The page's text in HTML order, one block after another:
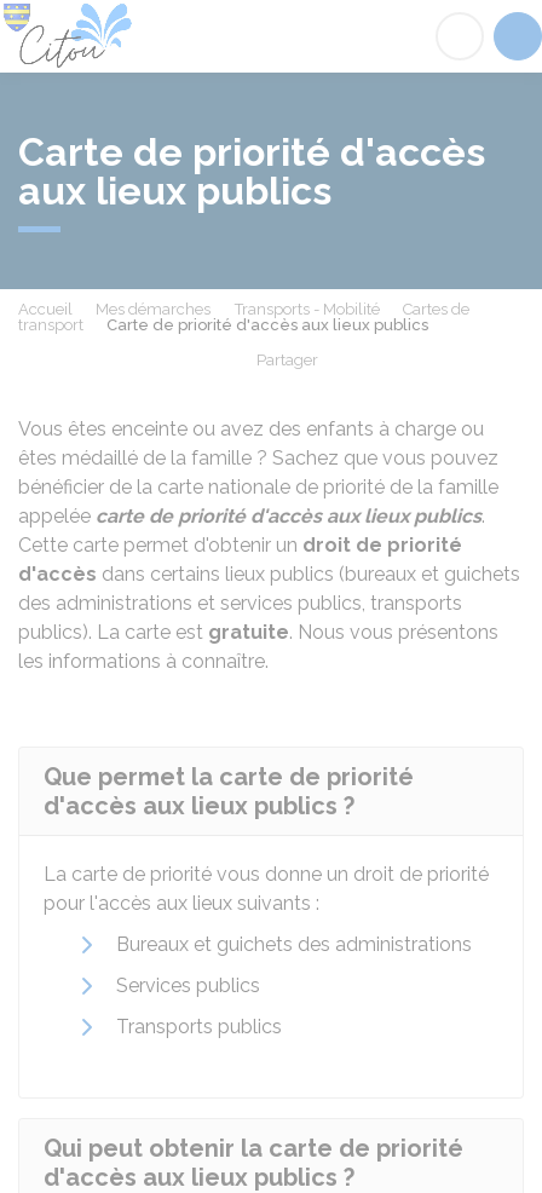
Carte de priorité d'accès
aux lieux publics
Accueil Mes démarches Transports - Mobilité
Cartes de
transport
Carte de priorité d'accès aux lieux publics
Partager
Vous êtes enceinte ou avez des enfants à charge ou
êtes médaillé de la famille ? Sachez que vous pouvez
bénéficier de la carte nationale de priorité de la famille
appelée carte de priorité d'accès aux lieux publics.
Cette carte permet d'obtenir un droit de priorité
d'accès dans certains lieux publics (bureaux et guichets
des administrations et services publics, transports
publics). La carte est gratuite. Nous vous présentons
les informations à connaître.
Que permet la carte de priorité
d'accès aux lieux publics ?
La carte de priorité vous donne un droit de priorité
pour l'accès aux lieux suivants :
Bureaux et guichets des administrations
Services publics
Transports publics
Qui peut obtenir la carte de priorité
d'accès aux lieux publics ?